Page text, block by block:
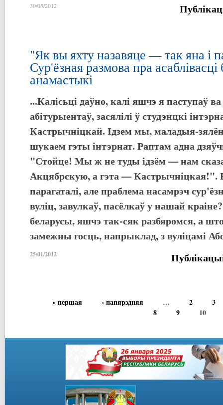
30/05/2012
"Як вы яхту назавяце — так яна і
Сур'ёзная размова пра
анамастыкі
...Калісьці даўно, калі яшчэ я паступаў ва
абітурыентаў, засялілі ў студэнцкі
Кастрычніцкай. Ідзем мы, маладыя-
шукаем гэты інтэрнат. Раптам адна
"Стойце! Мы ж не туды ідзём — нам
Акцябрскую, а гэта — Кастрычніцкая!".
парагаталі, але праблема насамрэч
вуліц, завулкаў, пасёлкаў у нашай
беларусы, яшчэ так-сяк разбяромся, а што
замежны госць, напрыклад, з вуліцамі
25/01/2012
« першая ‹ папярэдняя … 2
3
8
9 10